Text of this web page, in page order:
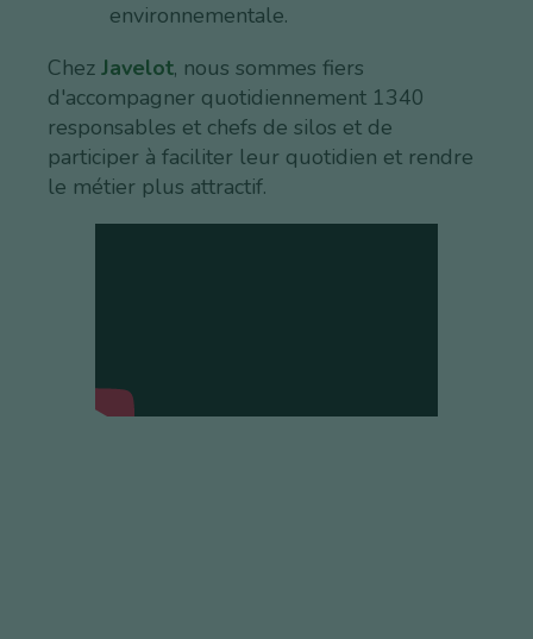
environnementale.
Chez Javelot, nous sommes fiers
d'accompagner quotidiennement 1340
responsables et chefs de silos et de
participer à faciliter leur quotidien et rendre
le métier plus attractif.